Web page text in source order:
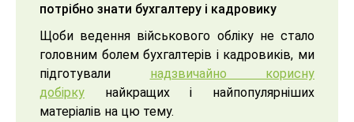
потрібно знати бухгалтеру і кадровику
Щоби ведення військового обліку не стало
головним болем бухгалтерів і кадровиків, ми
підготували надзвичайно корисну
добірку найкращих і найпопулярніших
матеріалів на цю тему.